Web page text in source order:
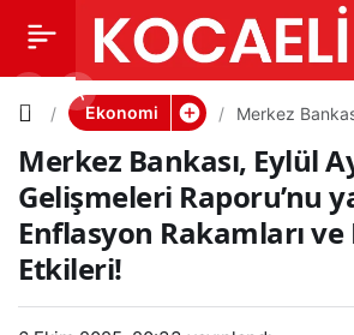
Ekonomi
Merkez
Enflasyon
Etkileri!
Merkez Bankası, Eylül
Gelişmeleri Raporu’nu
Enflasyon Rakamları
Etkileri!
Merkez
Bankası,
Eylül Ayı
Fiyat